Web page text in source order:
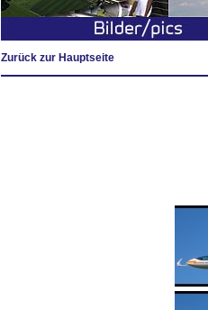
Zurück zur Hauptseite